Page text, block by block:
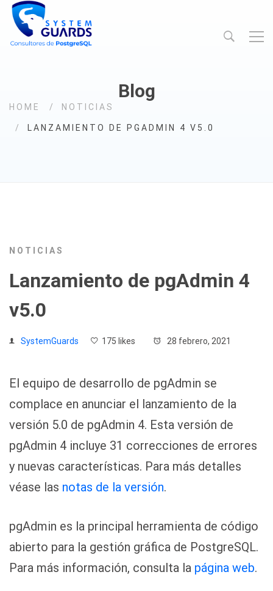
Blog
HOME NOTICIAS
LANZAMIENTO DE PGADMIN 4 V5.0
NOTICIAS
Lanzamiento de pgAdmin 4
v5.0
SystemGuards 175 likes 28 febrero, 2021
El equipo de desarrollo de pgAdmin se
complace en anunciar el lanzamiento de la
versión 5.0 de pgAdmin 4. Esta versión de
pgAdmin 4 incluye 31 correcciones de errores
y nuevas características. Para más detalles
véase las notas de la versión.
pgAdmin es la principal herramienta de código
abierto para la gestión gráfica de PostgreSQL.
Para más información, consulta la página web.